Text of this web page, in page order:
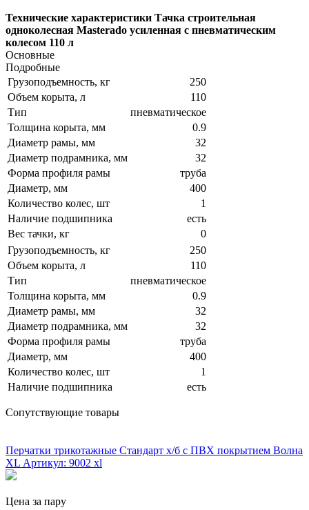
Технические характеристики Тачка строительная
одноколесная Masterado усиленная с пневматическим
колесом 110 л
Основные
Подробные
Грузоподъемность, кг
250
Объем корыта, л
110
Тип
пневматическое
Толщина корыта, мм
0.9
Диаметр рамы, мм
32
Диаметр подрамника, мм
32
Форма профиля рамы
труба
Диаметр, мм
400
Количество колес, шт
1
Наличие подшипника
есть
Вес тачки, кг
0
Грузоподъемность, кг
250
Объем корыта, л
110
Тип
пневматическое
Толщина корыта, мм
0.9
Диаметр рамы, мм
32
Диаметр подрамника, мм
32
Форма профиля рамы
труба
Диаметр, мм
400
Количество колес, шт
1
Наличие подшипника
есть
Сопутствующие товары
Перчатки трикотажные Стандарт х/б с ПВХ покрытием Волна
XL Артикул: 9002 xl
Цена за пару